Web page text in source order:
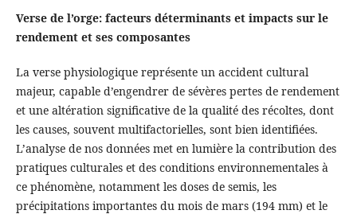
Verse de l’orge: facteurs déterminants et impacts sur le
rendement et ses composantes
La verse physiologique représente un accident cultural
majeur, capable d’engendrer de sévères pertes de rendement
et une altération significative de la qualité des récoltes, dont
les causes, souvent multifactorielles, sont bien identifiées.
L’analyse de nos données met en lumière la contribution des
pratiques culturales et des conditions environnementales à
ce phénomène, notamment les doses de semis, les
précipitations importantes du mois de mars (194 mm) et le